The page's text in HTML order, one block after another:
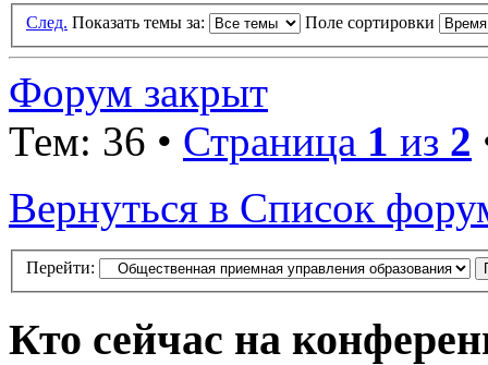
След. Показать темы за: Поле сортировки
Форум закрыт
Тем: 36 • Страница 1 из 2
Вернуться в Список
Перейти:
Кто сейчас на